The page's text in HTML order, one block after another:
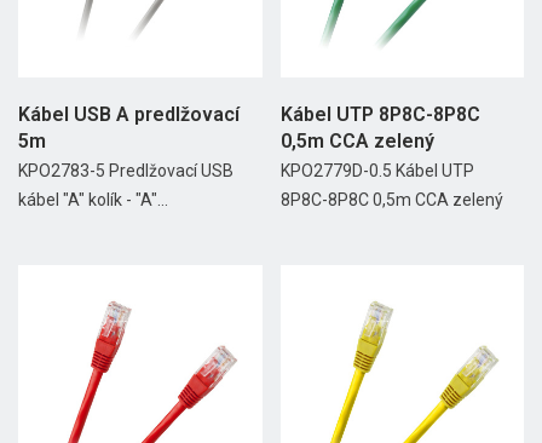
Kábel USB A predlžovací
5m
KPO2783-5 Predlžovací USB
kábel "A" kolík - "A"...
Kábel UTP 8P8C-8P8C
0,5m CCA zelený
KPO2779D-0.5 Kábel UTP
8P8C-8P8C 0,5m CCA zelený